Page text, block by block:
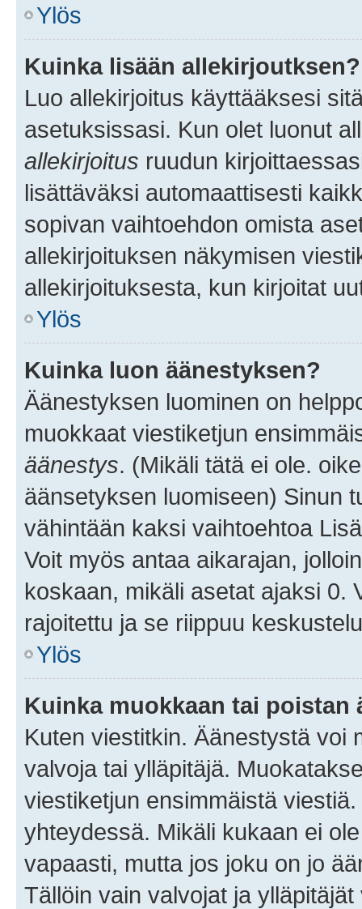
Ylös
Kuinka lisään allekirjoutksen?
Luo allekirjoitus käyttääksesi
asetuksissasi. Kun olet luonut
allekirjoitus ruudun
lisättäväksi automaattisesti
sopivan vaihtoehdon omista
allekirjoituksen näkymisen
allekirjoituksesta, kun kirjoitat
Ylös
Kuinka luon äänestyksen?
Äänestyksen luominen on
muokkaat viestiketjun
äänestys. (Mikäli tätä ei ole.
äänsetyksen luomiseen) Sinun
vähintään kaksi vaihtoehtoa
Voit myös antaa aikarajan,
koskaan, mikäli asetat ajaksi 0.
rajoitettu ja se riippuu
Ylös
Kuinka muokkaan tai poistan
Kuten viestitkin. Äänestystä voi
valvoja tai ylläpitäjä.
viestiketjun ensimmäistä
yhteydessä. Mikäli kukaan ei
vapaasti, mutta jos joku on jo
Tällöin vain valvojat ja